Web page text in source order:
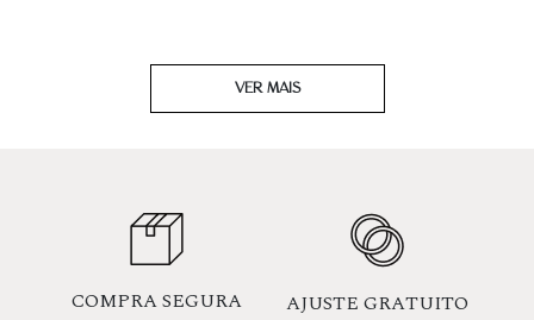
VER MAIS
COMPRA SEGURA AJUSTE GRATUITO